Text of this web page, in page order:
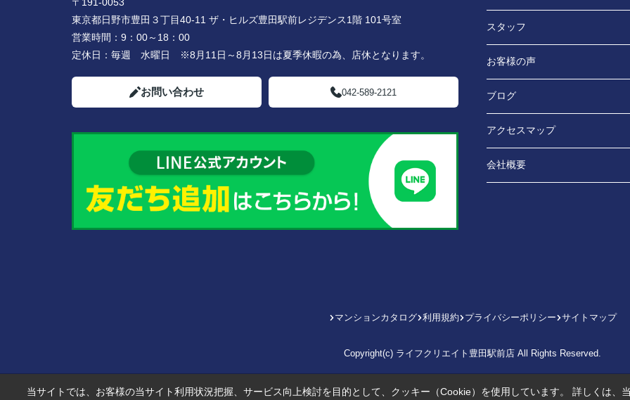
東京都日野市豊田３丁目40-11 ザ・ヒルズ豊田駅前レジデンス1階 101号室
営業時間： 9：00～18：00
定休日： 毎週 水曜日 ※8月11日～8月13日は夏季休暇の為、店休となります。
お問い合わせ 042-589-2121
スタッフ
お客様の声
ブログ
アクセスマップ
会社概要
マンションカタログ 利用規約 プライバシーポリシー サイトマップ
Copyright(c) ライフクリエイト豊田駅前店 All Rights Reserved.
当サイトでは、お客様の当サイト利用状況把握、サービス向上検討を目的として、クッキー（Cookie）を使用しています。 詳しくは、